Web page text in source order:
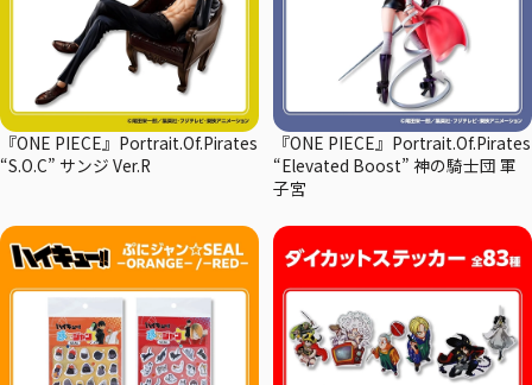
『ONE PIECE』Portrait.Of.Pirates
“S.O.C” サンジ Ver.R
『ONE PIECE』Portrait.Of.Pirates
“Elevated Boost” 神の騎士団 軍
子宮